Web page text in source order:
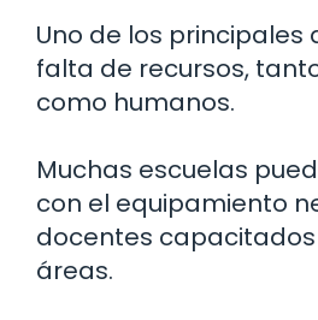
Uno de los principales
falta de recursos,
como humanos.
Muchas escuelas
con el equipamiento
docentes
áreas.